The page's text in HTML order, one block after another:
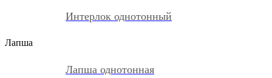
Интерлок однотонный
Лапша
Лапша однотонная